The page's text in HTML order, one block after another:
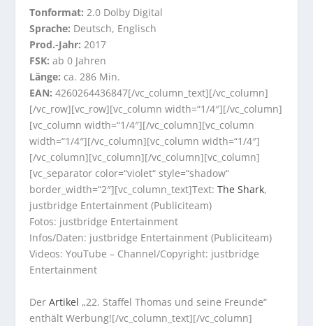
Tonformat: 2.0 Dolby Digital
Sprache: Deutsch, Englisch
Prod.-Jahr:2017
FSK: ab 0 Jahren
Länge: ca. 286 Min.
EAN:4260264436847[/vc_column_text][/vc_column]
[/vc_row][vc_row][vc_column width=“1/4″][/vc_column]
[vc_column width=“1/4″][/vc_column][vc_column
width=“1/4″][/vc_column][vc_column width=“1/4″]
[/vc_column][vc_column][/vc_column][vc_column]
[vc_separator color=“violet“ style=“shadow“
border_width=“2″][vc_column_text]Text: The Shark,
justbridge Entertainment (Publiciteam)
Fotos: justbridge Entertainment
Infos/Daten: justbridge Entertainment (Publiciteam)
Videos: YouTube – Channel/Copyright: justbridge
Entertainment
DerArtikel „22. Staffel Thomas und seine Freunde“
enthält Werbung![/vc_column_text][/vc_column]